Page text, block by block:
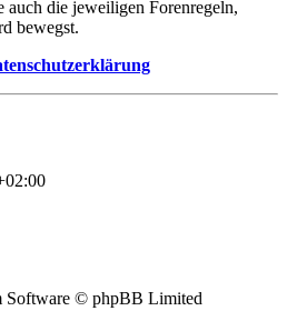
auch die jeweiligen Forenregeln,
bewegst.
Software © phpBB Limited